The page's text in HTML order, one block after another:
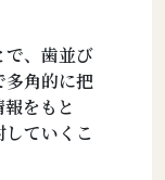
で、歯並び
多角的に把
をもと
ていくこ